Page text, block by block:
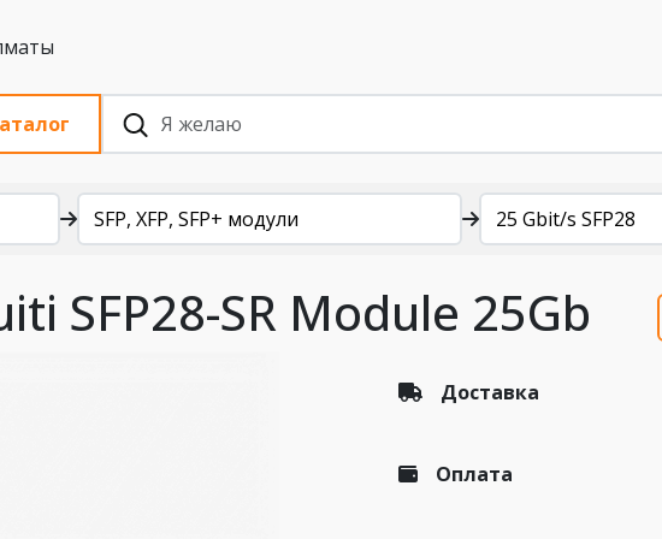
НДС, Алматы
SFP, XFP, SFP+ модули 25 Gbit/s SFP28
SFP28-SR Module 25Gb
Доставка
Оплата